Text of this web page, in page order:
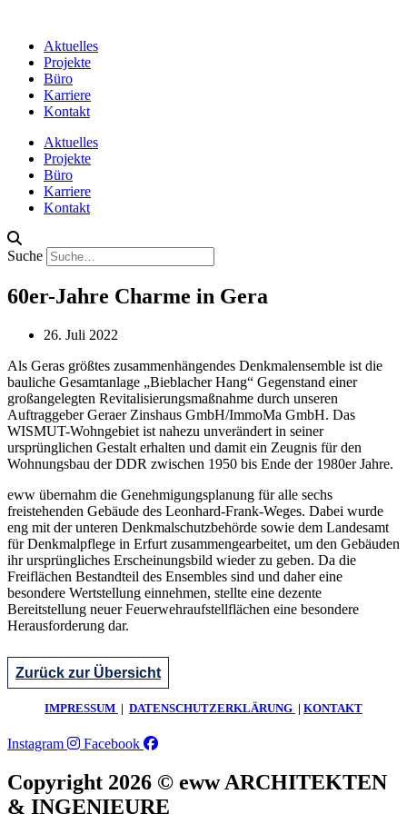
Aktuelles
Projekte
Büro
Karriere
Kontakt
Aktuelles
Projekte
Büro
Karriere
Kontakt
Suche
60er-Jahre Charme in Gera
26. Juli 2022
Als Geras größtes zusammenhängendes Denkmalensemble ist die
bauliche Gesamtanlage „Bieblacher Hang“ Gegenstand einer
großangelegten Revitalisierungsmaßnahme durch unseren
Auftraggeber Geraer Zinshaus GmbH/ImmoMa GmbH. Das
WISMUT-Wohngebiet ist nahezu unverändert in seiner
ursprünglichen Gestalt erhalten und damit ein Zeugnis für den
Wohnungsbau der DDR zwischen 1950 bis Ende der 1980er Jahre.
eww übernahm die Genehmigungsplanung für alle sechs
freistehenden Gebäude des Leonhard-Frank-Weges. Dabei wurde
eng mit der unteren Denkmalschutzbehörde sowie dem Landesamt
für Denkmalpflege in Erfurt zusammengearbeitet, um den Gebäuden
ihr ursprüngliches Erscheinungsbild wieder zu geben. Da die
Freiflächen Bestandteil des Ensembles sind und daher eine
besondere Wertstellung einnehmen, stellte eine dezente
Bereitstellung neuer Feuerwehraufstellflächen eine besondere
Herausforderung dar.
Zurück zur Übersicht
IMPRESSUM | DATENSCHUTZERKLÄRUNG | KONTAKT
Instagram Facebook
Copyright 2026 © eww ARCHITEKTEN
& INGENIEURE